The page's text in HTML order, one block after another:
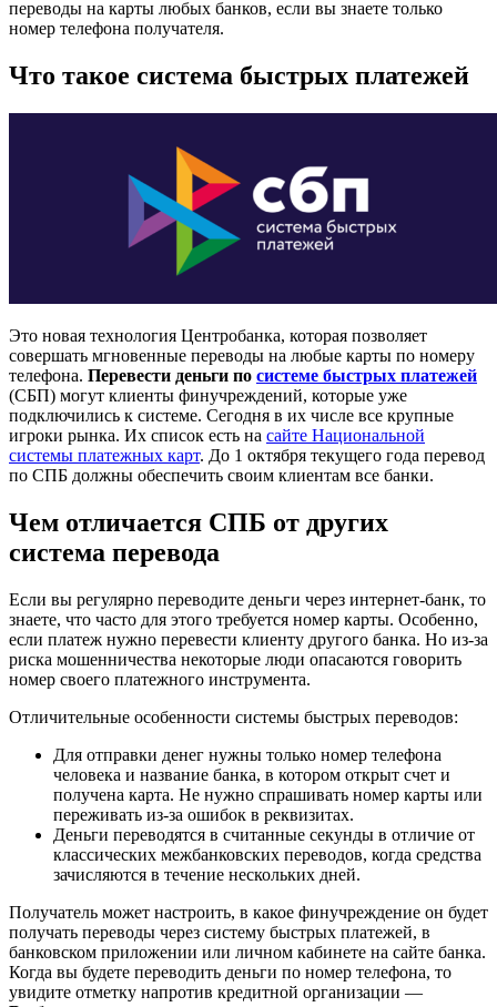
переводы на карты любых банков, если вы знаете только
номер телефона получателя.
Что такое система быстрых платежей
Это новая технология Центробанка, которая позволяет
совершать мгновенные переводы на любые карты по номеру
телефона. Перевести деньги по системе быстрых платежей
(СБП) могут клиенты финучреждений, которые уже
подключились к системе. Сегодня в их числе все крупные
игроки рынка. Их список есть на сайте Национальной
системы платежных карт. До 1 октября текущего года перевод
по СПБ должны обеспечить своим клиентам все банки.
Чем отличается СПБ от других
система перевода
Если вы регулярно переводите деньги через интернет-банк, то
знаете, что часто для этого требуется номер карты. Особенно,
если платеж нужно перевести клиенту другого банка. Но из-за
риска мошенничества некоторые люди опасаются говорить
номер своего платежного инструмента.
Отличительные особенности системы быстрых переводов:
Для отправки денег нужны только номер телефона
человека и название банка, в котором открыт счет и
получена карта. Не нужно спрашивать номер карты или
переживать из-за ошибок в реквизитах.
Деньги переводятся в считанные секунды в отличие от
классических межбанковских переводов, когда средства
зачисляются в течение нескольких дней.
Получатель может настроить, в какое финучреждение он будет
получать переводы через систему быстрых платежей, в
банковском приложении или личном кабинете на сайте банка.
Когда вы будете переводить деньги по номер телефона, то
увидите отметку напротив кредитной организации —